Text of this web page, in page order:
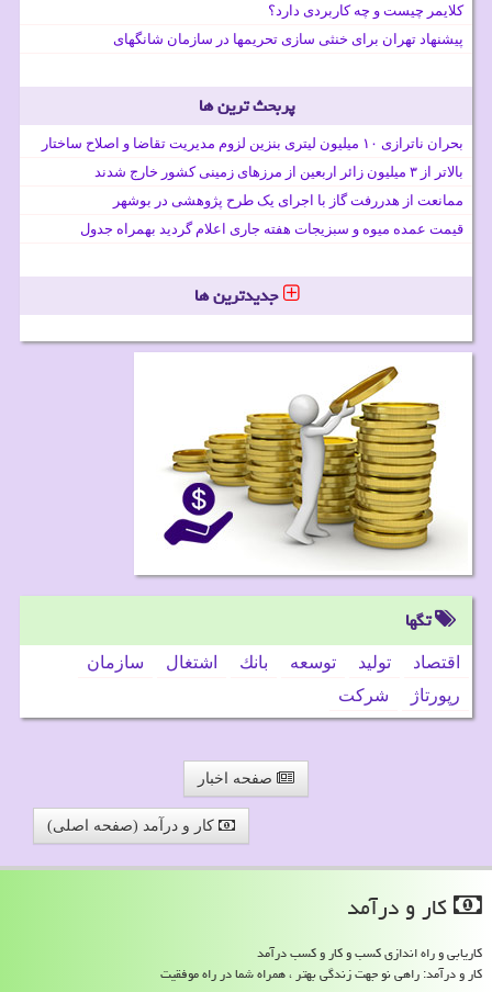
کلایمر چیست و چه کاربردی دارد؟
پیشنهاد تهران برای خنثی سازی تحریمها در سازمان شانگهای
پربحث ترین ها
بحران ناترازی ۱۰ میلیون لیتری بنزین لزوم مدیریت تقاضا و اصلاح ساختار
بالاتر از ۳ میلیون زائر اربعین از مرزهای زمینی کشور خارج شدند
ممانعت از هدررفت گاز با اجرای یک طرح پژوهشی در بوشهر
قیمت عمده میوه و سبزیجات هفته جاری اعلام گردید بهمراه جدول
جدیدترین ها
تگها
اقتصاد تولید توسعه بانك اشتغال
سازمان
رپورتاژ
شركت
صفحه اخبار
کار و درآمد (صفحه اصلی)
كار و درآمد
کاریابی و راه اندازی کسب و کار و کسب درآمد
کار و درآمد: راهی نو جهت زندگی بهتر ، همراه شما در راه موفقیت